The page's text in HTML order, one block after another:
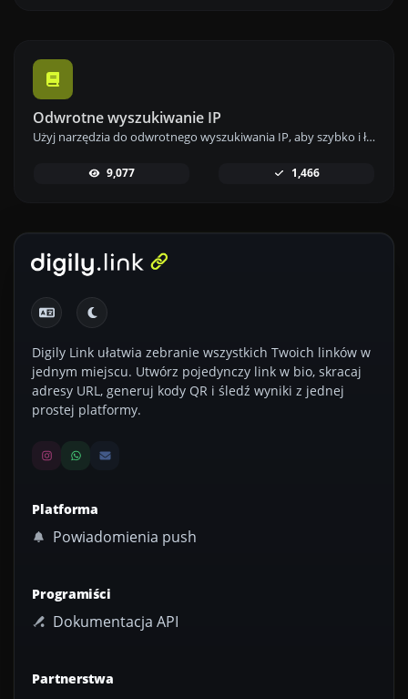
Odwrotne wyszukiwanie IP
Użyj narzędzia do odwrotnego wyszukiwania IP, aby szybko i łatwo znaleźć domenę lub hosta powiązanego z dowolnym adresem IP.
9,077 1,466
Digily Link ułatwia zebranie wszystkich Twoich linków w
jednym miejscu. Utwórz pojedynczy link w bio, skracaj
adresy URL, generuj kody QR i śledź wyniki z jednej
prostej platformy.
Platforma
Powiadomienia push
Programiści
Dokumentacja API
Partnerstwa